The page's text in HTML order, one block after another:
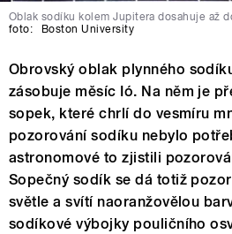
Oblak sodíku kolem Jupitera dosahuje až
foto:
Boston University
Obrovský oblak plynného
zásobuje měsíc Ió. Na něm je
sopek, které chrlí do vesmíru
pozorování sodíku nebylo
astronomové to zjistili
Sopečný sodík se dá totiž
světle a svítí naoranžovělou
sodíkové výbojky pouličního